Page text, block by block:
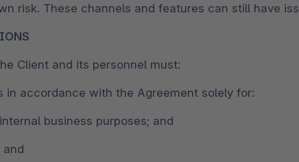
risk. These channels and features can still have
Client and its personnel must:
in accordance with the Agreement solely for:
business purposes; and
and